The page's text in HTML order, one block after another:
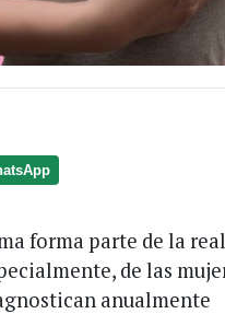
forma parte de la
de las
anualmente